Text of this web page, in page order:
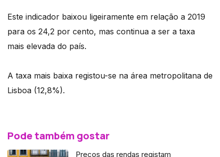
Este indicador baixou ligeiramente em relação a 2019
para os 24,2 por cento, mas continua a ser a taxa
mais elevada do país.
A taxa mais baixa registou-se na área metropolitana de
Lisboa (12,8%).
Pode também gostar
Preços das rendas registam